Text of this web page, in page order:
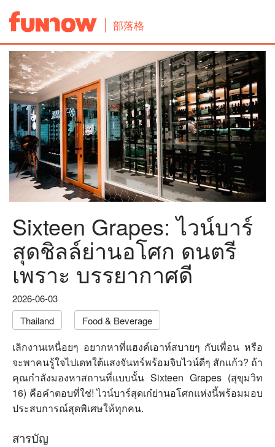
部落格
Sixteen Grapes: ไวน์บาร์
สุดชิลล์ย่านอโศก ดนตรี
เพราะ บรรยากาศดี
2026-06-03
Thailand
Food & Beverage
เลิกงานเหนื่อยๆ อยากหาที่แฮงค์เอาท์สบายๆ กับเพื่อน หรือ
จะพาคนรู้ใจไปเดทใต้แสงจันทร์พร้อมจิบไวน์ดีๆ สักแก้ว? ถ้า
คุณกำลังมองหาสถานที่แบบนั้น Sixteen Grapes (สุขุมวิท
16) คือคำตอบที่ใช่! ไวน์บาร์สุดเก๋ย่านอโศกแห่งนี้พร้อมมอบ
ประสบการณ์สุดพิเศษให้ทุกคน.
สารบัญ